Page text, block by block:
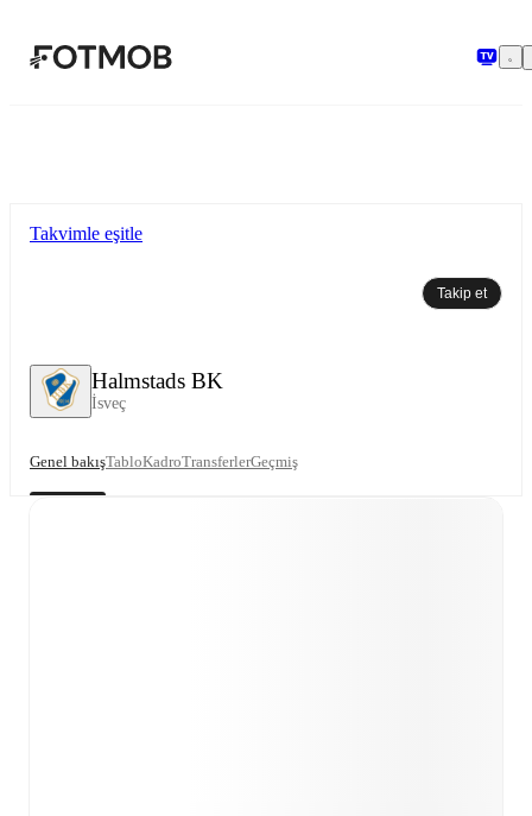
Halmstads BK
İsveç
Takvimle eşitle
Takip et
Genel bakışTabloKadroTransferlerGeçmiş